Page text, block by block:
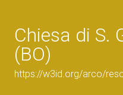
Chiesa di S.
(BO)
https://w3id.org/arco/